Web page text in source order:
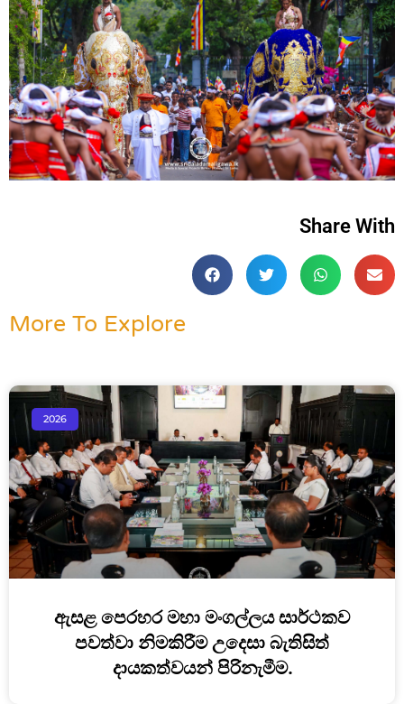
Share With
More To Explore
2026
ඇසළ පෙරහර මහා මංගල්ලය සාර්ථකව
පවත්වා නිමකිරීම උදෙසා බැතිසිත්
දායකත්වයන් පිරිනැමීම.